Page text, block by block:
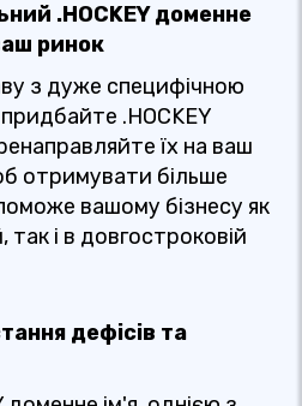
.HOCKEY доменне
ринок
з дуже специфічною
.HOCKEY
їх на ваш
отримувати більше
вашому бізнесу як
і в довгостроковій
дефісів та